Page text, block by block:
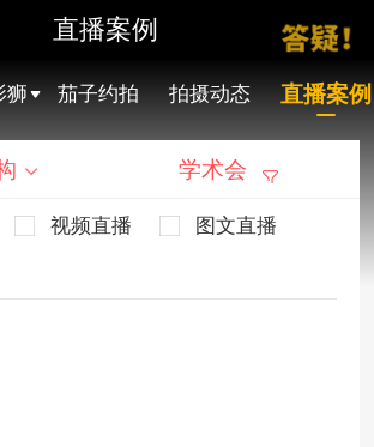
直播案例
狮 茄子约拍 拍摄动态 直播案例
学术会
视频直播
图文直播